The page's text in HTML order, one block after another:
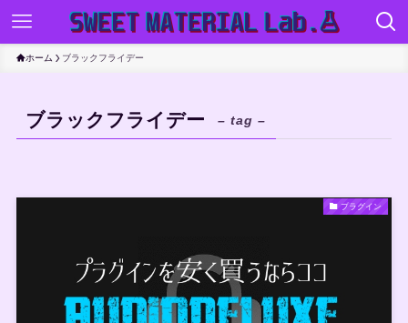
ホーム ブラックフライデー
ブラックフライデー – tag –
プラグイン